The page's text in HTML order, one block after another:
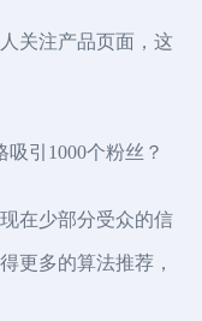
关注产品页面，这
引1000个粉丝？
在少部分受众的信
更多的算法推荐，